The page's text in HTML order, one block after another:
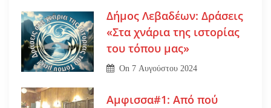
Δήμος Λεβαδέων: Δράσεις
«Στα χνάρια της ιστορίας
του τόπου μας»
On 7 Αυγούστου 2024
Αμφισσα#1: Από πού